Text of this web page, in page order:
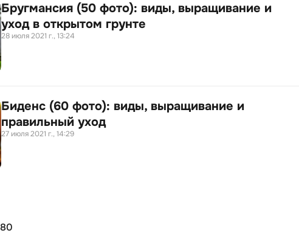
Бругмансия (50 фото): виды, выращивание и
уход в открытом грунте
28 июля 2021 г., 13:24
Биденс (60 фото): виды, выращивание и
правильный уход
27 июля 2021 г., 14:29
80